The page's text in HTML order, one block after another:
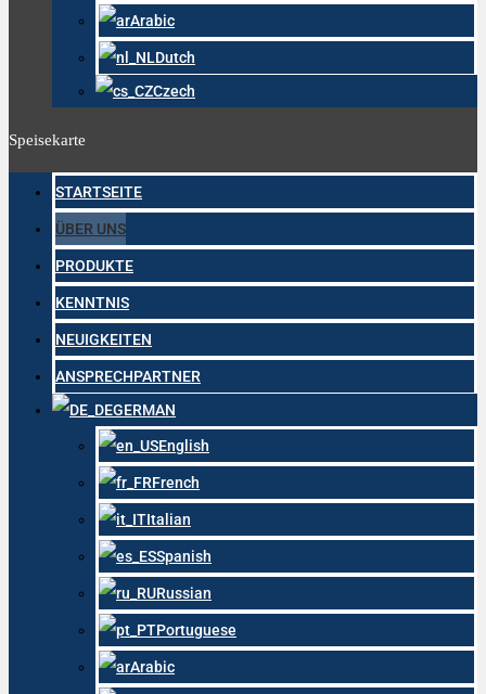
Arabic
Dutch
Czech
Speisekarte
STARTSEITE
ÜBER UNS
PRODUKTE
KENNTNIS
NEUIGKEITEN
ANSPRECHPARTNER
GERMAN
English
French
Italian
Spanish
Russian
Portuguese
Arabic